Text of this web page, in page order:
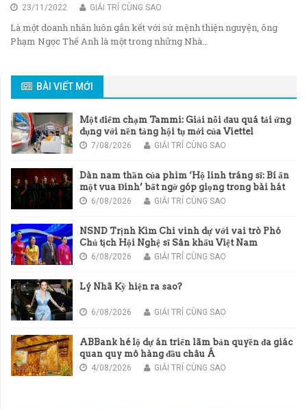
23/11/2022 GIẢI TRÍ CÙNG SAO
Là một doanh nhân luôn gắn kết với sứ mệnh thiện nguyện, ông
Phạm Ngọc Thế Anh là một trong những Nhà…
BÀI VIẾT MỚI
Một điểm chạm Tammi: Giải nỗi đau quá tải ứng
dụng với nền tảng hội tụ mới của Viettel
7/08/2026 GIẢI TRÍ CÙNG SAO
Dàn nam thần của phim ‘Hộ linh tráng sĩ: Bí ẩn
một vua Đinh’ bất ngờ góp giọng trong bài hát
chủ đề của phim
6/08/2026 GIẢI TRÍ CÙNG SAO
NSND Trịnh Kim Chi vinh dự với vai trò Phó
Chủ tịch Hội Nghệ sĩ Sân khấu Việt Nam
6/08/2026 GIẢI TRÍ CÙNG SAO
Lý Nhã Kỳ hiện ra sao?
6/08/2026 GIẢI TRÍ CÙNG SAO
ABBank hé lộ dự án triển lãm bản quyền đa giác
quan quy mô hàng đầu châu Á
4/08/2026 GIẢI TRÍ CÙNG SAO